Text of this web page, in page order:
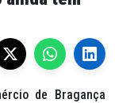
de Bragança